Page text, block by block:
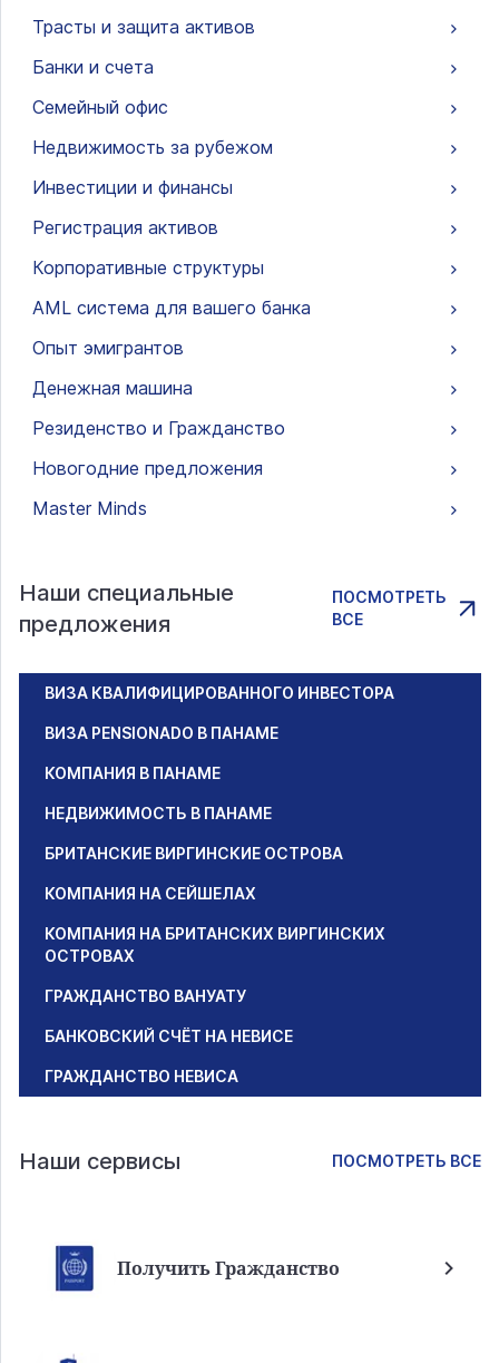
Трасты и защита активов
Банки и счета
Семейный офис
Недвижимость за рубежом
Инвестиции и финансы
Регистрация активов
Корпоративные структуры
AML система для вашего банка
Опыт эмигрантов
Денежная машина
Резиденство и Гражданство
Новогодние предложения
Master Minds
Наши специальные
предложения
ПОСМОТРЕТЬ
ВСЕ
ВИЗА КВАЛИФИЦИРОВАННОГО ИНВЕСТОРА
ВИЗА PENSIONADO В ПАНАМЕ
КОМПАНИЯ В ПАНАМЕ
НЕДВИЖИМОСТЬ В ПАНАМЕ
БРИТАНСКИЕ ВИРГИНСКИЕ ОСТРОВА
КОМПАНИЯ НА СЕЙШЕЛАХ
КОМПАНИЯ НА БРИТАНСКИХ ВИРГИНСКИХ
ОСТРОВАХ
ГРАЖДАНСТВО ВАНУАТУ
БАНКОВСКИЙ СЧЁТ НА НЕВИСЕ
ГРАЖДАНСТВО НЕВИСА
Наши сервисы ПОСМОТРЕТЬ ВСЕ
Получить Гражданство